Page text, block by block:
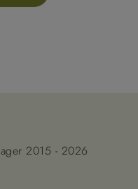
2015 - 2026